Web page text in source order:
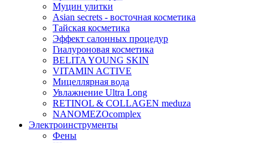
Муцин улитки
Asian seсrets - восточная косметика
Тайская косметика
Эффект салонных процедур
Гиалуроновая косметика
BELITA YOUNG SKIN
VITAMIN ACTIVE
Мицеллярная вода
Увлажнение Ultra Long
RETINOL & COLLAGEN meduza
NANOMEZOcomplex
Электроинструменты
Фены